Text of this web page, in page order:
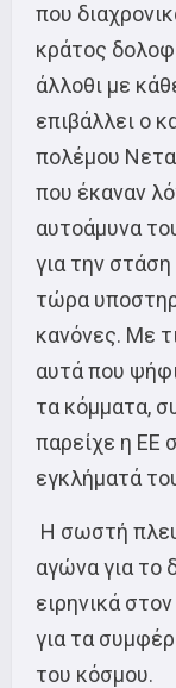
που
κράτος
άλλοθι με
επιβάλλει ο
πολέμου
που έκαναν
αυτοάμυνα
για την
τώρα
κανόνες. Με
αυτά που
τα κόμματα,
παρείχε η ΕΕ
εγκλήματά
Η σωστή
αγώνα για το
ειρηνικά
για τα
του κόσμου.